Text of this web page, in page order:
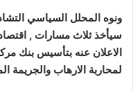
ونوه المحلل السياسي
سيأخذ ثلاث مسارات ,
الاعلان عنه بتأسيس بنك
لمحاربة الارهاب والجريمة